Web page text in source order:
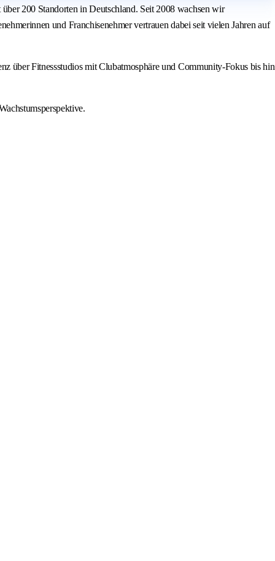
200 Standorten in Deutschland. Seit 2008 wachsen wir
und Franchisenehmer vertrauen dabei seit vielen Jahren auf
über Fitnessstudios mit Clubatmosphäre und Community-Fokus bis hin